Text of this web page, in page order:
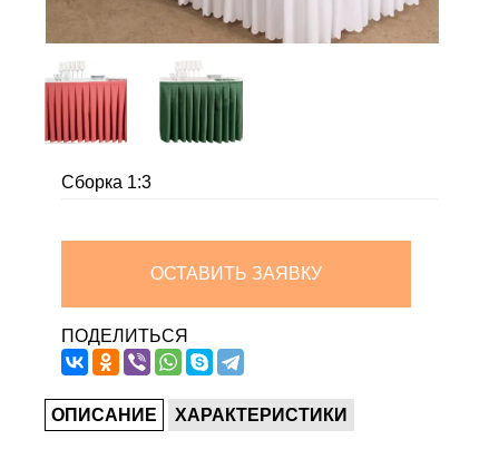
Сборка 1:3
ОСТАВИТЬ ЗАЯВКУ
ПОДЕЛИТЬСЯ
ОПИСАНИЕ ХАРАКТЕРИСТИКИ